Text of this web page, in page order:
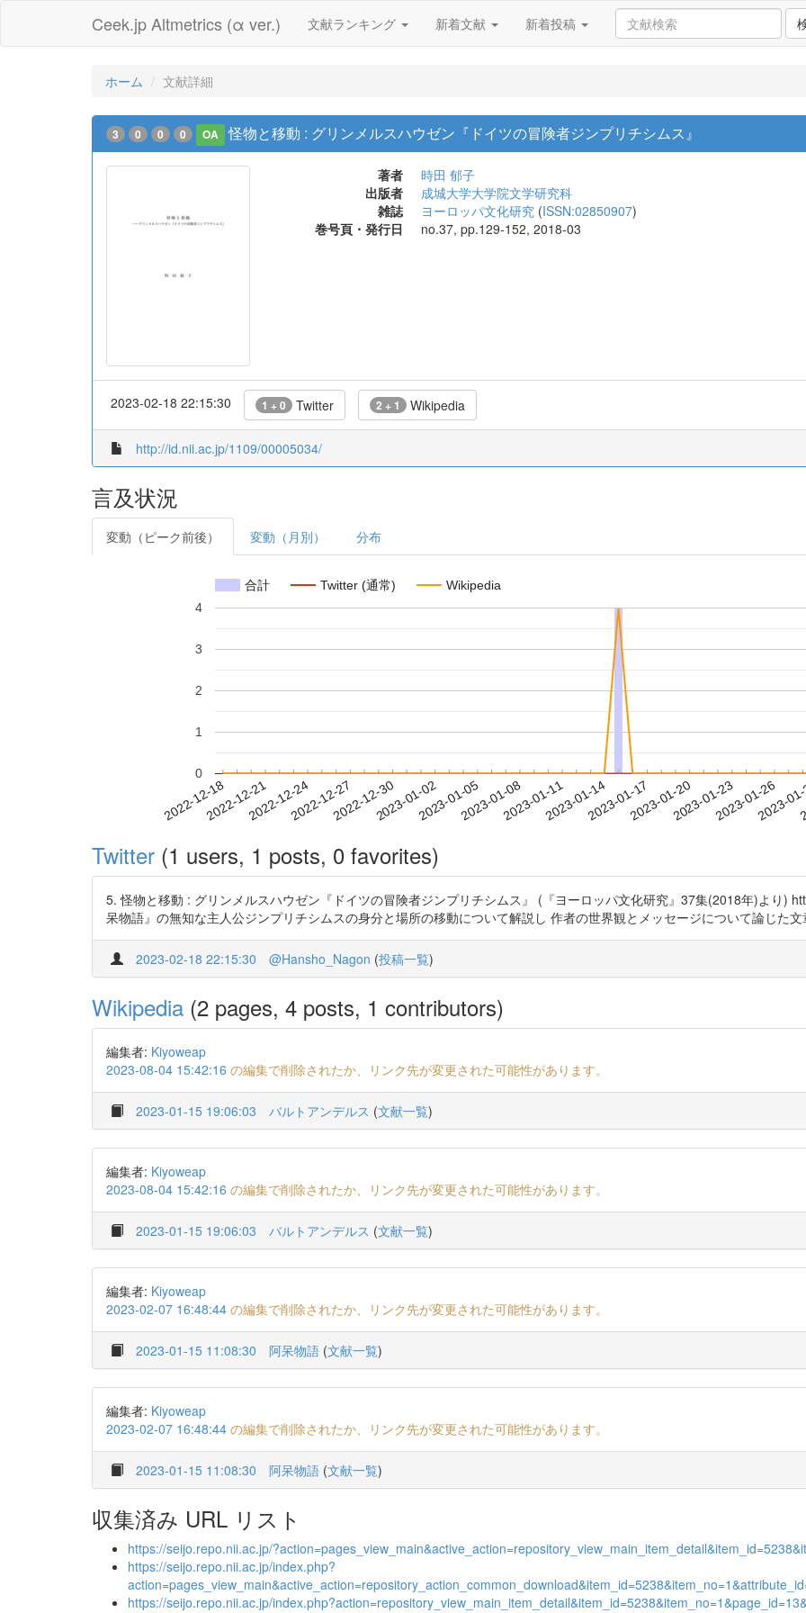
Ceek.jp Altmetrics (α ver.) 文献ランキング 新着文献 新着投稿
ホーム 文献詳細
3 0 0 0 OA 怪物と移動 : グリンメルスハウゼン『ドイツの冒険者ジンプリチシムス』
著者
時田 郁子
出版者
成城大学大学院文学研究科
雑誌
ヨーロッパ文化研究 (ISSN:02850907)
巻号頁・発行日
no.37, pp.129-152, 2018-03
2023-02-18 22:15:30 1 + 0 Twitter 2 + 1 Wikipedia
http://id.nii.ac.jp/1109/00005034/
言及状況
変動（ピーク前後） 変動（月別） 分布
合計 Twitter (通常) Wikipedia
2022-12-182022-12-212022-12-242022-12-272022-12-302023-01-022023-01-052023-01-082023-01-112023-01-142023-01-172023-01-202023-01-232023-01-26
2023-
0
1
2
3
4
Twitter (1 users, 1 posts, 0 favorites)
5. 怪物と移動 : グリンメルスハウゼン『ドイツの冒険者ジンプリチシムス』 (『ヨーロッパ文化研究』37集(2018年)より)
呆物語』の無知な主人公ジンプリチシムスの身分と場所の移動について解説し 作者の世界観とメッセージについて論じた文
2023-02-18 22:15:30 @Hansho_Nagon (投稿一覧)
Wikipedia (2 pages, 4 posts, 1 contributors)
編集者: Kiyoweap
2023-08-04 15:42:16 の編集で削除されたか、リンク先が変更された可能性があります。
2023-01-15 19:06:03 バルトアンデルス (文献一覧)
編集者: Kiyoweap
2023-08-04 15:42:16 の編集で削除されたか、リンク先が変更された可能性があります。
2023-01-15 19:06:03 バルトアンデルス (文献一覧)
編集者: Kiyoweap
2023-02-07 16:48:44 の編集で削除されたか、リンク先が変更された可能性があります。
2023-01-15 11:08:30 阿呆物語 (文献一覧)
編集者: Kiyoweap
2023-02-07 16:48:44 の編集で削除されたか、リンク先が変更された可能性があります。
2023-01-15 11:08:30 阿呆物語 (文献一覧)
収集済み URL リスト
https://seijo.repo.nii.ac.jp/
https://seijo.repo.nii.ac.jp/index.php?
https://seijo.repo.nii.ac.jp/